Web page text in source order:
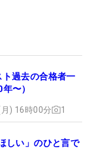
過去の合格者一
〜）
) 16時00分 1
しい」のひと言で